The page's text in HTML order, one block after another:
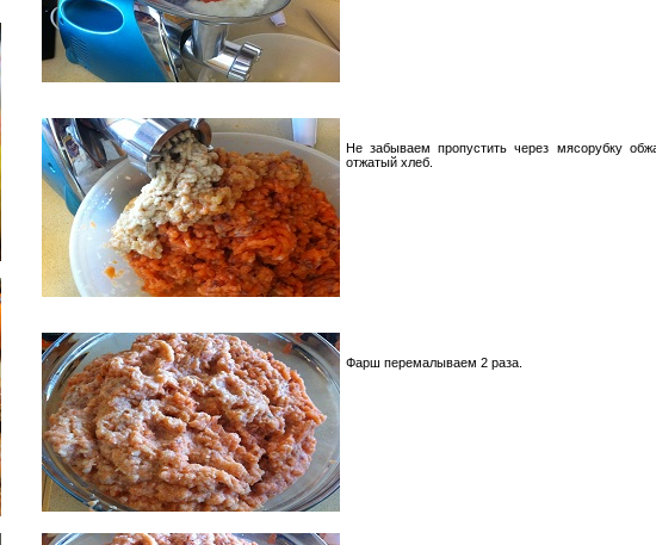
Не забываем пропустить через мясорубку
отжатый хлеб.
Фарш перемалываем 2 раза.